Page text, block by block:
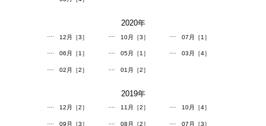
2020年
12月［3］ 10月［3］ 07月［1］
06月［1］ 05月［1］ 03月［4］
02月［2］ 01月［2］
2019年
12月［2］ 11月［2］ 10月［4］
09月［3］ 08月［2］ 07月［3］